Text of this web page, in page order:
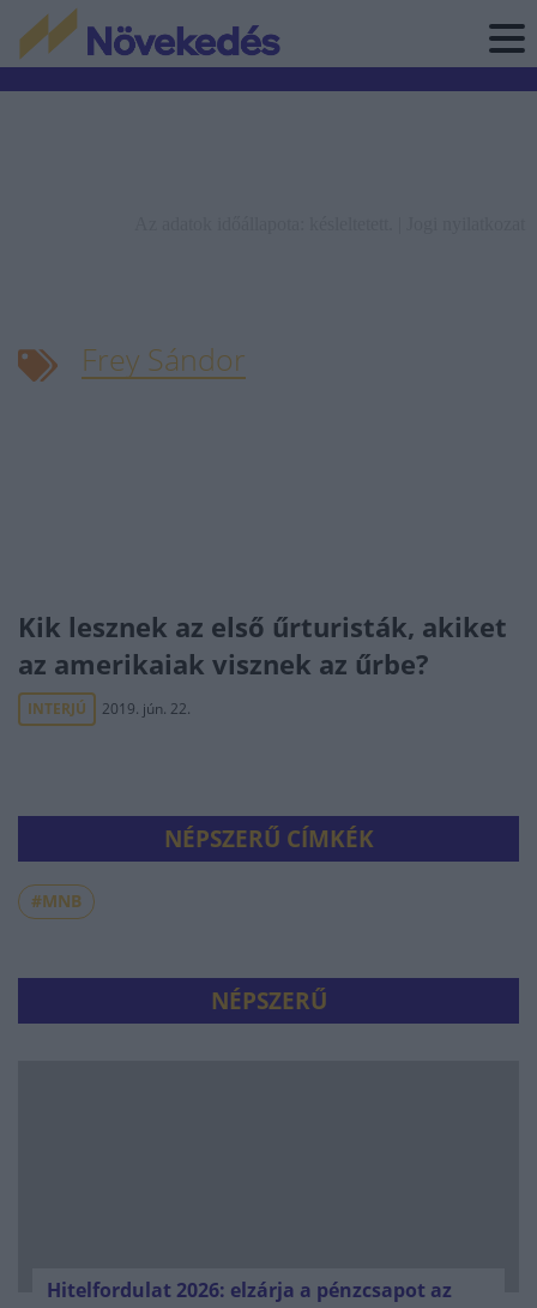
Frey Sándor
Kik lesznek az első űrturisták, akiket
az amerikaiak visznek az űrbe?
INTERJÚ 2019. jún. 22.
NÉPSZERŰ CÍMKÉK
#MNB
NÉPSZERŰ
Hitelfordulat 2026: elzárja a pénzcsapot az